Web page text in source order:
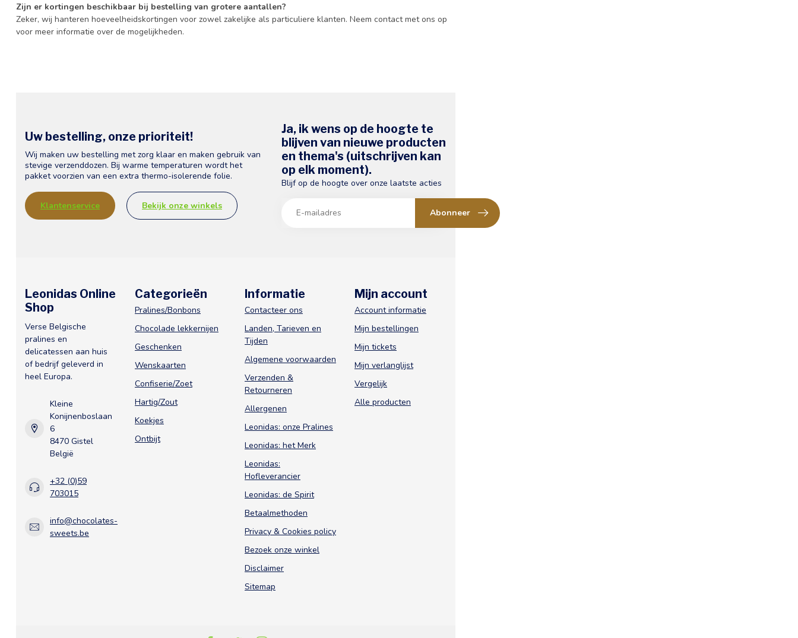
Zijn er kortingen beschikbaar bij bestelling van grotere aantallen?
Zeker, wij hanteren hoeveelheidskortingen voor zowel zakelijke als particuliere klanten. Neem contact met ons op
voor meer informatie over de mogelijkheden.
Uw bestelling, onze prioriteit!
Wij maken uw bestelling met zorg klaar en maken gebruik van
stevige verzenddozen. Bij warme temperaturen wordt het
pakket voorzien van een extra thermo-isolerende folie.
Klantenservice Bekijk onze winkels
Ja, ik wens op de hoogte te
blijven van nieuwe producten
en thema's (uitschrijven kan
op elk moment).
Blijf op de hoogte over onze laatste acties
Abonneer
Leonidas Online
Shop
Verse Belgische
pralines en
delicatessen aan huis
of bedrijf geleverd in
heel Europa.
Kleine
Konijnenboslaan
6
8470 Gistel
België
+32 (0)59
703015
info@chocolates-
sweets.be
Categorieën
Pralines/Bonbons
Chocolade lekkernijen
Geschenken
Wenskaarten
Confiserie/Zoet
Hartig/Zout
Koekjes
Ontbijt
Informatie
Contacteer ons
Landen, Tarieven en
Tijden
Algemene voorwaarden
Verzenden &
Retourneren
Allergenen
Leonidas: onze Pralines
Leonidas: het Merk
Leonidas:
Hofleverancier
Leonidas: de Spirit
Betaalmethoden
Privacy & Cookies policy
Bezoek onze winkel
Disclaimer
Sitemap
Mijn account
Account informatie
Mijn bestellingen
Mijn tickets
Mijn verlanglijst
Vergelijk
Alle producten